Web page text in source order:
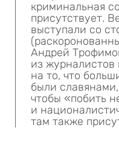
криминальная
присутствует.
выступали со
Андрей
из
на то, что
были
чтобы «побить
и
там также